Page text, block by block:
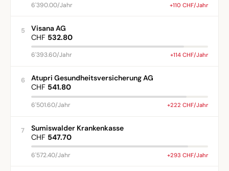
6'390.00/Jahr +110 CHF/Jahr
5
Visana AG
CHF 532.80
6'393.60/Jahr +114 CHF/Jahr
6
Atupri Gesundheitsversicherung AG
CHF 541.80
6'501.60/Jahr +222 CHF/Jahr
7
Sumiswalder Krankenkasse
CHF 547.70
6'572.40/Jahr +293 CHF/Jahr